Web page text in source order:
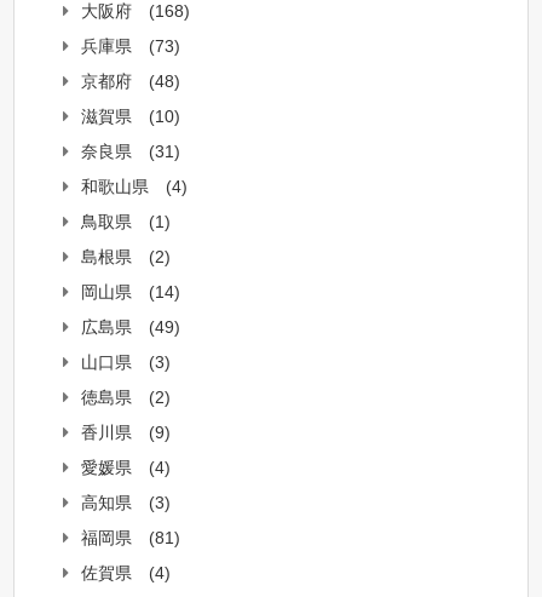
大阪府
(168)
兵庫県
(73)
京都府
(48)
滋賀県
(10)
奈良県
(31)
和歌山県
(4)
鳥取県
(1)
島根県
(2)
岡山県
(14)
広島県
(49)
山口県
(3)
徳島県
(2)
香川県
(9)
愛媛県
(4)
高知県
(3)
福岡県
(81)
佐賀県
(4)